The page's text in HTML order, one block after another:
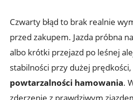
Czwarty błąd to brak realnie
przed zakupem. Jazda próbna
albo krótki przejazd po leśnej
stabilności przy dużej prędkości,
powtarzalności hamowania.